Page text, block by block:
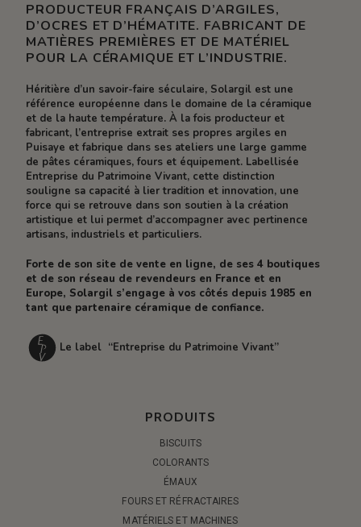
PRODUCTEUR FRANÇAIS D’ARGILES,
D’OCRES ET D’HÉMATITE. FABRICANT DE
MATIÈRES PREMIÈRES ET DE MATÉRIEL
POUR LA CÉRAMIQUE ET L’INDUSTRIE.
Héritière d’un savoir-faire séculaire, Solargil est une
référence européenne dans le domaine de la céramique
et de la haute température. À la fois producteur et
fabricant, l’entreprise extrait ses propres argiles en
Puisaye et fabrique dans ses ateliers une large gamme
de pâtes céramiques, fours et équipement. Labellisée
Entreprise du Patrimoine Vivant, cette distinction
souligne sa capacité à lier tradition et innovation, une
force qui se retrouve dans son soutien à la création
artistique et lui permet d’accompagner avec pertinence
artisans, industriels et particuliers.
Forte de son site de vente en ligne, de ses 4 boutiques
et de son réseau de revendeurs en France et en
Europe, Solargil s’engage à vos côtés depuis 1985 en
tant que partenaire céramique de confiance.
Le label “Entreprise du Patrimoine Vivant”
PRODUITS
BISCUITS
COLORANTS
ÉMAUX
FOURS ET RÉFRACTAIRES
MATÉRIELS ET MACHINES